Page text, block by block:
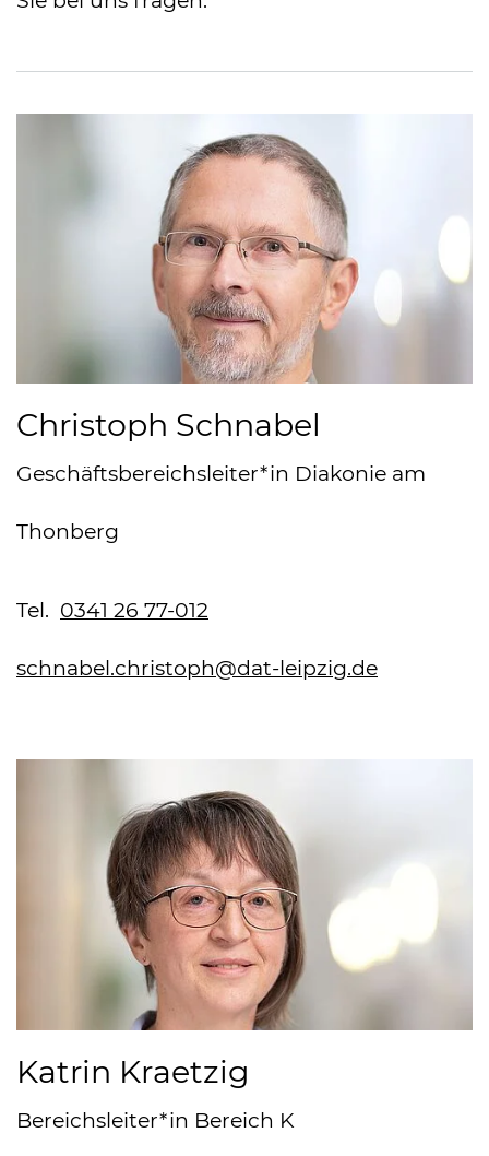
Christoph Schnabel
Geschäftsbereichsleiter*in Diakonie am
Thonberg
Tel. 0341 26 77-012
schnabel.christoph@dat-leipzig.de
Katrin Kraetzig
Bereichsleiter*in Bereich K